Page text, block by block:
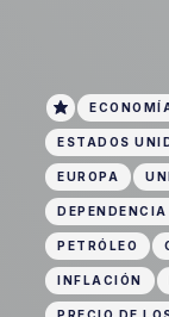
ESTADOS
EUROPA
PETRÓLEO
INFLACIÓN